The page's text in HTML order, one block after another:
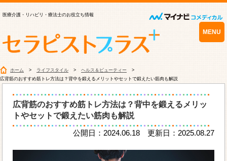
医療介護・リハビリ・療法士のお役立ち情報
MENU
ホーム ライフスタイル
ヘルス＆ビューティー
広背筋のおすすめ筋トレ方法は？背中を鍛えるメリットやセットで鍛えたい筋肉も解説
広背筋のおすすめ筋トレ方法は？背中を鍛えるメリッ
トやセットで鍛えたい筋肉も解説
公開日：2024.06.18 更新日：2025.08.27